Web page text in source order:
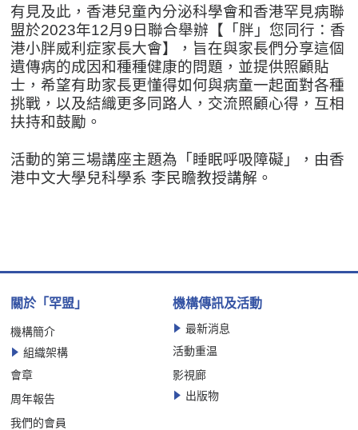
有見及此，香港兒童內分泌科學會和香港罕見病聯
盟於2023年12月9日聯合舉辦【「胖」您同行：香
港小胖威利症家長大會】，旨在與家長們分享這個
遺傳病的成因和種種健康的問題，並提供照顧貼
士，希望有助家長更懂得如何與病童一起面對各種
挑戰，以及結織更多同路人，交流照顧心得，互相
扶持和鼓勵。
活動的第三場講座主題為「睡眠呼吸障礙」，由香
港中文大學兒科學系 李民瞻教授講解。
關於「罕盟」
機構簡介
組織架構
會章
周年報告
我們的會員
機構傳訊及活動
最新消息
活動重温
影視廊
出版物